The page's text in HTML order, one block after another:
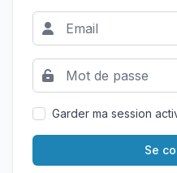
Garder ma session
Se